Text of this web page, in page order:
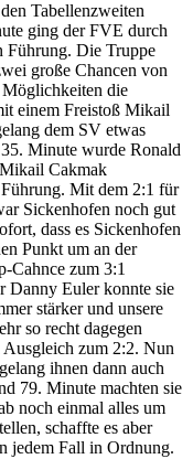
Tabellenzweiten
ging der FVE durch
Führung. Die Truppe
große Chancen von
die
einem Freistoß Mikail
dem SV etwas
Minute wurde Ronald
Cakmak
Mit dem 2:1 für
Sickenhofen noch gut
dass es Sickenhofen
Punkt um an der
Cahnce zum 3:1
Danny Euler konnte sie
stärker und unsere
so recht dagegen
Ausgleich zum 2:2. Nun
ihnen dann auch
79. Minute machten sie
noch einmal alles um
schaffte es aber
jedem Fall in Ordnung.